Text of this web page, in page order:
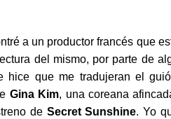
a un productor francés que
del mismo, por parte de
hice que me tradujeran el
Gina Kim, una coreana
de Secret Sunshine. Yo